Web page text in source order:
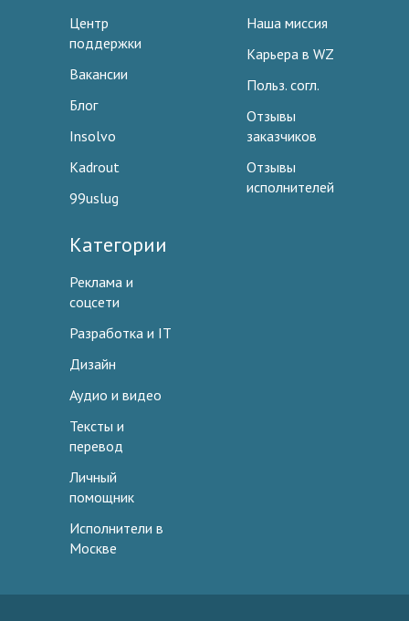
Центр
поддержки
Вакансии
Блог
Insolvo
Kadrout
99uslug
Наша миссия
Карьера в WZ
Польз. согл.
Отзывы
заказчиков
Отзывы
исполнителей
Категории
Реклама и
соцсети
Разработка и IT
Дизайн
Аудио и видео
Тексты и
перевод
Личный
помощник
Исполнители в
Москве